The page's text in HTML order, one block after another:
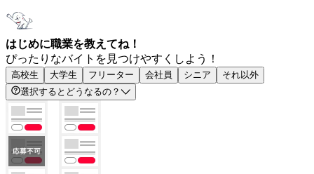
はじめに職業を教えてね！
ぴったりなバイトを見つけやすくしよう！
高校生 大学生 フリーター 会社員 シニア
それ以外
選択するとどうなるの？